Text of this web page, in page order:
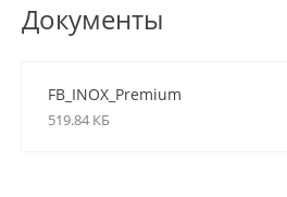
Документы
FB_INOX_Premium
519.84 КБ